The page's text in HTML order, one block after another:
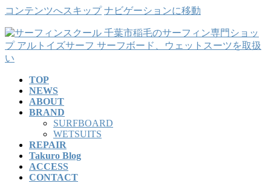
コンテンツへスキップ ナビゲーションに移動
TOP
NEWS
ABOUT
BRAND
SURFBOARD
WETSUITS
REPAIR
Takuro Blog
ACCESS
CONTACT